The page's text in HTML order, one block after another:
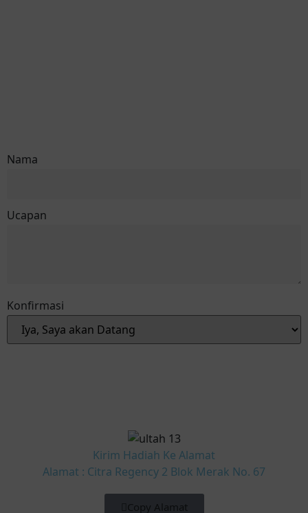
Nama
Ucapan
Konfirmasi
Kirim Hadiah Ke Alamat
Alamat : Citra Regency 2 Blok Merak No. 67
Copy Alamat